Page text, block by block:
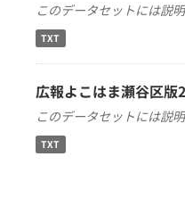
このデータセットには説
TXT
広報よこはま瀬谷区
このデータセットには説
TXT